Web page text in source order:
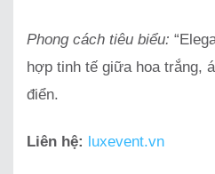
Phong cách tiêu biểu:
hợp tinh tế giữa hoa trắng,
điển.
Liên hệ: luxevent.vn